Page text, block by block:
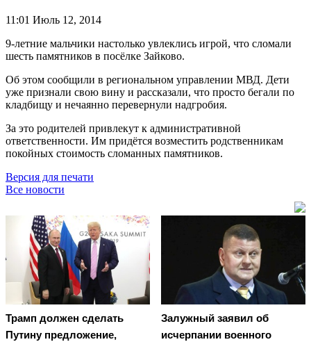
11:01 Июль 12, 2014
9-летние мальчики настолько увлеклись игрой, что сломали
шесть памятников в посёлке Зайково.
Об этом сообщили в региональном управлении МВД. Дети
уже признали свою вину и рассказали, что просто бегали по
кладбищу и нечаянно перевернули надгробия.
За это родителей привлекут к административной
ответственности. Им придётся возместить родственникам
покойных стоимость сломанных памятников.
Версия для печати
Все новости
Трамп должен сделать
Путину предложение,
Залужный заявил об
исчерпании военного